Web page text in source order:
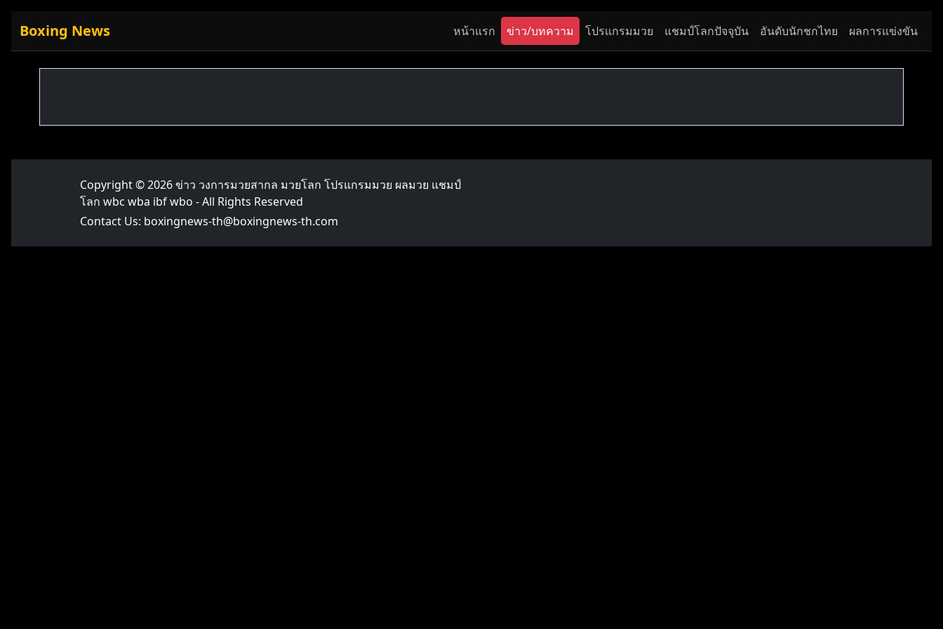
Boxing News หน้าแรก ข่าว/บทความ โปรแกรมมวย แชมป์โลกปัจจุบัน อันดับนักชกไทย ผลการแข่งขัน
Copyright © 2026ข่าว วงการมวยสากล มวยโลก โปรแกรมมวย ผลมวย แชมป์
โลก wbc wba ibf wbo - All Rights Reserved
Contact Us: boxingnews-th@boxingnews-th.com